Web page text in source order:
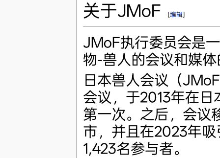
关于JMoF [编辑]
JMoF执行委员会是
物-兽人的会议和媒
日本兽人会议（
会议，于2013年在
第一次。之后，会议
市，并且在2023年
1,423名参与者。